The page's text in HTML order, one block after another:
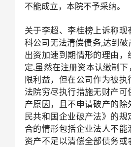
不能成立，本院不予采纳。
关于李超、李桂榜上诉称现
科公司无法清偿债务,达到破
出资加速到期情形的理由，
定,虽然在注册资本认缴制
限利益，但在公司作为被执
法院穷尽执行措施无财产可
产原因，且不申请破产的除
民共和国企业破产法》的规
合的情形包括企业法人不能
资产不足以清偿全部债务或